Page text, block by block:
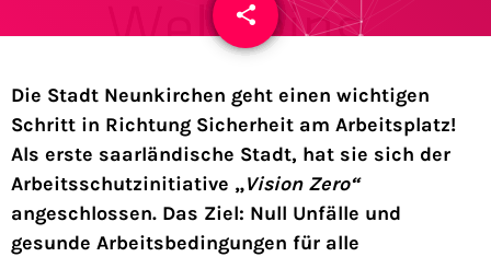
share
email
Die Stadt Neunkirchen geht einen wichtigen
Schritt in Richtung Sicherheit am Arbeitsplatz!
Als erste saarländische Stadt, hat sie sich der
Arbeitsschutzinitiative „Vision Zero“
angeschlossen. Das Ziel: Null Unfälle und
gesunde Arbeitsbedingungen für alle